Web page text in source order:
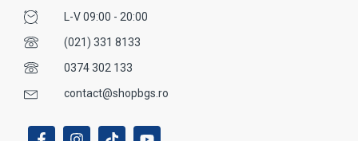
L-V 09:00 - 20:00
(021) 331 8133
0374 302 133
contact@shopbgs.ro